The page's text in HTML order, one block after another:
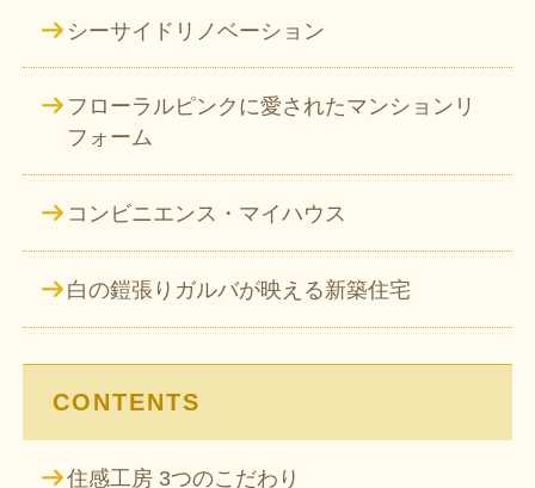
シーサイドリノベーション
フローラルピンクに愛されたマンションリ
フォーム
コンビニエンス・マイハウス
白の鎧張りガルバが映える新築住宅
CONTENTS
住感工房 3つのこだわり